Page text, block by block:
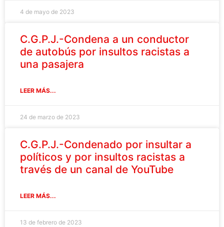
4 de mayo de 2023
C.G.P.J.-Condena a un conductor
de autobús por insultos racistas a
una pasajera
LEER MÁS...
24 de marzo de 2023
C.G.P.J.-Condenado por insultar a
políticos y por insultos racistas a
través de un canal de YouTube
LEER MÁS...
13 de febrero de 2023